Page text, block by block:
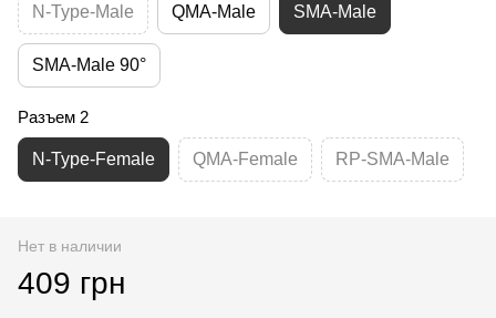
N-Type-Male QMA-Male SMA-Male
SMA-Male 90°
Разъем 2
N-Type-Female QMA-Female RP-SMA-Male
Нет в наличии
409 грн